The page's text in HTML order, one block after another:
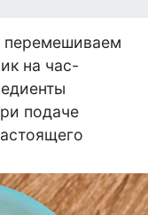
перемешиваем
на час-
подаче